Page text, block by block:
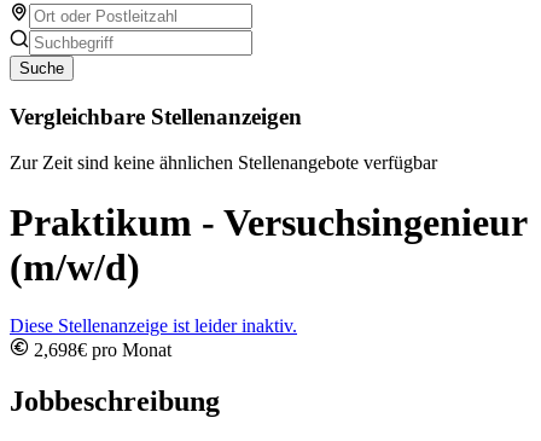
Suche
Vergleichbare Stellenanzeigen
Zur Zeit sind keine ähnlichen Stellenangebote verfügbar
Praktikum - Versuchsingenieur
(m/w/d)
Diese Stellenanzeige ist leider inaktiv.
2,698€ pro Monat
Jobbeschreibung